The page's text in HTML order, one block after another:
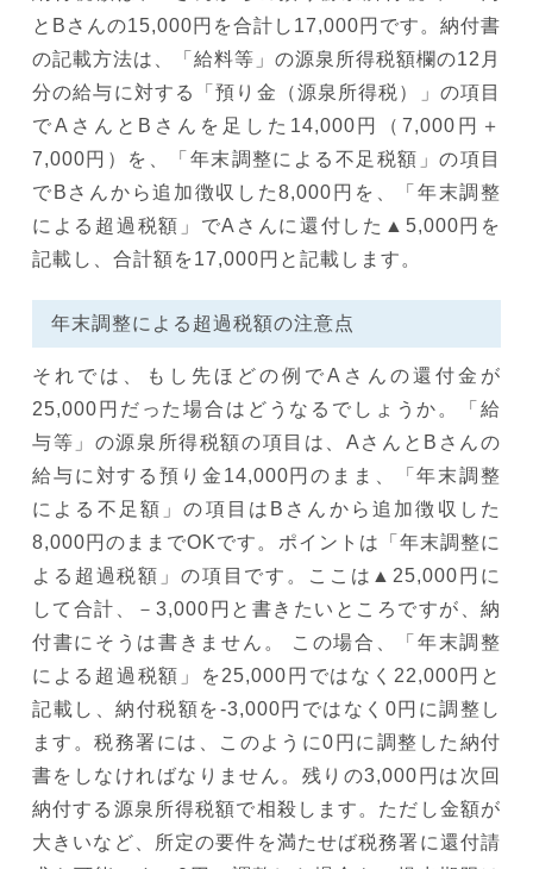
とBさんの15,000円を合計し17,000円です。納付書
の記載方法は、「給料等」の源泉所得税額欄の12月
分の給与に対する「預り金（源泉所得税）」の項目
でAさんとBさんを足した14,000円（7,000円＋
7,000円）を、「年末調整による不足税額」の項目
でBさんから追加徴収した8,000円を、「年末調整
による超過税額」でAさんに還付した▲5,000円を
記載し、合計額を17,000円と記載します。
年末調整による超過税額の注意点
それでは、もし先ほどの例でAさんの還付金が
25,000円だった場合はどうなるでしょうか。「給
与等」の源泉所得税額の項目は、AさんとBさんの
給与に対する預り金14,000円のまま、「年末調整
による不足額」の項目はBさんから追加徴収した
8,000円のままでOKです。ポイントは「年末調整に
よる超過税額」の項目です。ここは▲25,000円に
して合計、－3,000円と書きたいところですが、納
付書にそうは書きません。 この場合、「年末調整
による超過税額」を25,000円ではなく22,000円と
記載し、納付税額を-3,000円ではなく0円に調整し
ます。税務署には、このように0円に調整した納付
書をしなければなりません。残りの3,000円は次回
納付する源泉所得税額で相殺します。ただし金額が
大きいなど、所定の要件を満たせば税務署に還付請